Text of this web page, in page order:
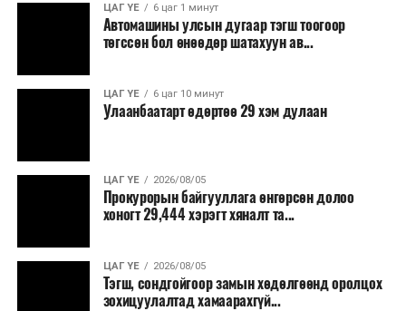
ЦАГ ҮЕ 6 цаг 1 минут
Автомашины улсын дугаар тэгш тоогоор
төгссөн бол өнөөдөр шатахуун ав...
ЦАГ ҮЕ 6 цаг 10 минут
Улаанбаатарт өдөртөө 29 хэм дулаан
ЦАГ ҮЕ 2026/08/05
Прокурорын байгууллага өнгөрсөн долоо
хоногт 29,444 хэрэгт хяналт та...
ЦАГ ҮЕ 2026/08/05
Тэгш, сондгойгоор замын хөдөлгөөнд оролцох
зохицуулалтад хамаарахгүй...